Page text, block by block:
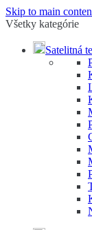
Skip to main
Všetky kategórie
Satelitná